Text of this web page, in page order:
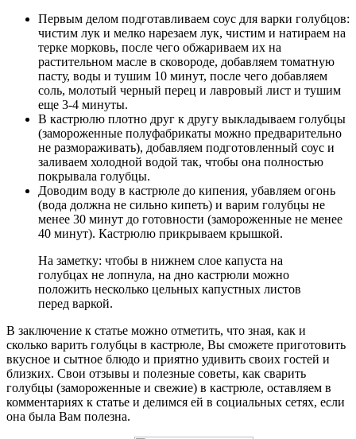
Первым делом подготавливаем соус для варки голубцов:
чистим лук и мелко нарезаем лук, чистим и натираем на
терке морковь, после чего обжариваем их на
растительном масле в сковороде, добавляем томатную
пасту, воды и тушим 10 минут, после чего добавляем
соль, молотый черный перец и лавровый лист и тушим
еще 3-4 минуты.
В кастрюлю плотно друг к другу выкладываем голубцы
(замороженные полуфабрикаты можно предварительно
не размораживать), добавляем подготовленный соус и
заливаем холодной водой так, чтобы она полностью
покрывала голубцы.
Доводим воду в кастрюле до кипения, убавляем огонь
(вода должна не сильно кипеть) и варим голубцы не
менее 30 минут до готовности (замороженные не менее
40 минут). Кастрюлю прикрываем крышкой.
На заметку: чтобы в нижнем слое капуста на
голубцах не лопнула, на дно кастрюли можно
положить несколько цельных капустных листов
перед варкой.
В заключение к статье можно отметить, что зная, как и
сколько варить голубцы в кастрюле, Вы сможете приготовить
вкусное и сытное блюдо и приятно удивить своих гостей и
близких. Свои отзывы и полезные советы, как сварить
голубцы (замороженные и свежие) в кастрюле, оставляем в
комментариях к статье и делимся ей в социальных сетях, если
она была Вам полезна.